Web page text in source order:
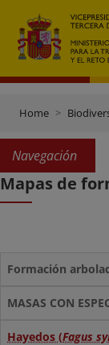
Home
Navegación
Mapas de
Formación
MASAS CON
Hayedos (Fagus